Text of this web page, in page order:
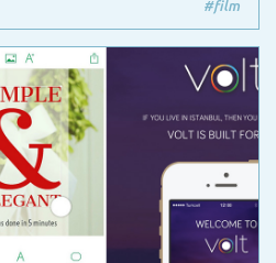
#film